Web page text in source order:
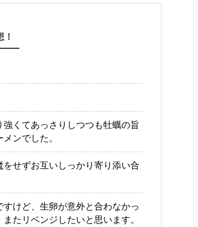
くてあっさりしつつも牡蠣の旨
ンでした。
せずお互いしっかり寄り添い合
けど、生卵が意外と合わなかっ
たリベンジしたいと思います。